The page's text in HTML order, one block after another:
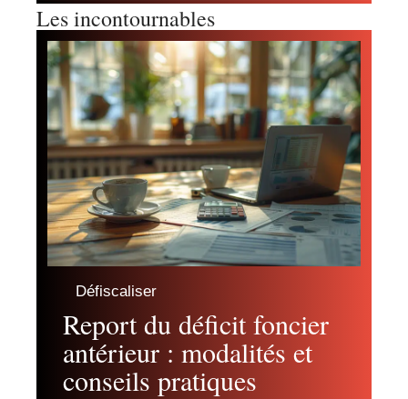
Les incontournables
Défiscaliser
Report du déficit foncier
antérieur : modalités et
conseils pratiques